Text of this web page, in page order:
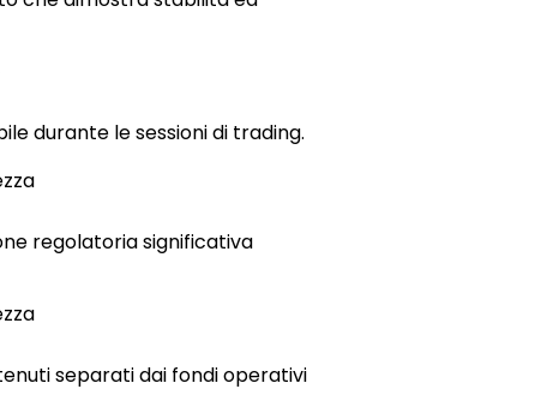
durante le sessioni di trading.
regolatoria significativa
separati dai fondi operativi